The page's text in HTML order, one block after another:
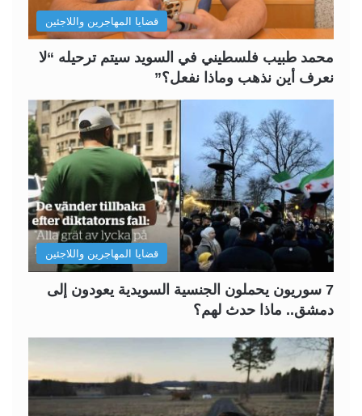
ب
ق
ل
ي
قضايا المهاجرين واللاجئين
محمد طبيب فلسطيني في السويد سيتم ترحيله “لا
نعرف أين نذهب وماذا نفعل؟”
قضايا المهاجرين واللاجئين
7 سوريون يحملون الجنسية السويدية يعودون إلى
دمشق.. ماذا حدث لهم؟